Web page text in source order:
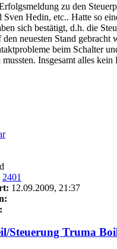
zu den
Sven Hedin, etc.. Hatte so
sich bestätigt, d.h. die
neuesten Stand gebracht
beim Schalter
Insgesamt alles kein
2401
12.09.2009, 21:37
Steuerung Truma